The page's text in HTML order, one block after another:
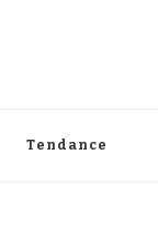
Tendance